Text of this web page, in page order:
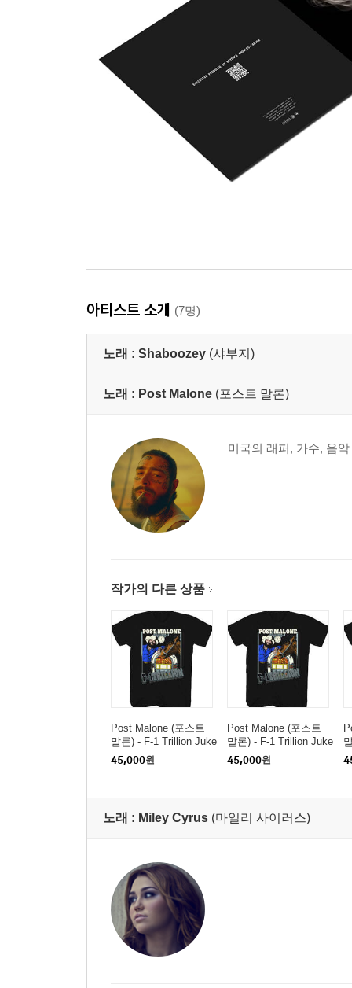
아티스트 소개 (7명)
노래 : Shaboozey (샤부지)
노래 : Post Malone (포스트 말론)
미국의 래퍼, 가수, 음
작가의 다른 상품
Post Malone (포스트
말론) - F-1 Trillion Juke
box T-Shirt - 2XL Black
45,000원
Post Malone (포스트
말론) - F-1 Trillion Juke
box T-Shirt - 2XL Black
45,000원
노래 : Miley Cyrus (마일리 사이러스)